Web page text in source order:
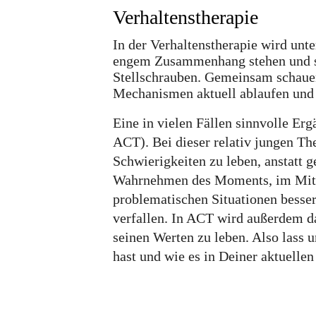
Verhaltenstherapie
In der Verhaltenstherapie wird
engem Zusammenhang stehen
Stellschrauben. Gemeinsam
Mechanismen aktuell ablaufen
Eine in vielen Fällen sinnvolle
ACT). Bei dieser relativ jungen
Schwierigkeiten zu leben, anstatt
Wahrnehmen des Moments, im
problematischen Situationen
verfallen. In ACT wird außerdem
seinen Werten zu leben. Also lass
hast und wie es in Deiner